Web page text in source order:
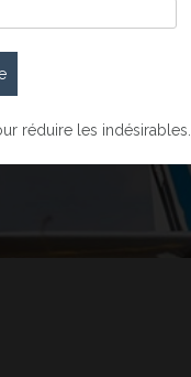
réduire les indésirables.